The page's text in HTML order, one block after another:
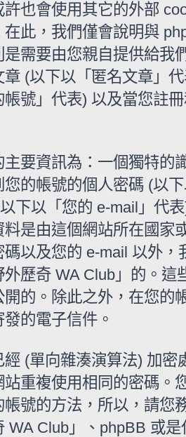
許也會使用其它的外部
在此，我們僅會說明與
是需要由您親自提供給我
章 (以下以「匿名文章」
帳號」代表) 以及當您註
主要資訊為：一個獨特的
您的帳號的個人密碼 (以
下以「您的 e-mail」代
料是由這個網站所在國家
碼以及您的 e-mail 以外
外歷奇 WA Club」的。
開的。除此之外，在您的
的電子信件。
經 (單向雜湊演算法) 加
站重複使用相同的密碼。
帳號的方法，所以，請您
WA Club」、phpBB 或